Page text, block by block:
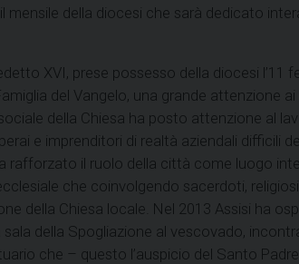
della diocesi che sarà dedicato
XVI, prese possesso della diocesi l’11
del Vangelo, una grande attenzione
della Chiesa ha posto attenzione al
e imprenditori di realtà aziendali difficili
rafforzato il ruolo della città come luogo
che coinvolgendo sacerdoti,
della Chiesa locale. Nel 2013 Assisi ha
della Spogliazione al vescovado,
che – questo l’auspicio del Santo